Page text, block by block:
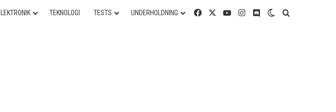
TEKNOLOGI TESTS UNDERHOLDNING FacebookYouTubeInstagram
DiscordSwitch skin